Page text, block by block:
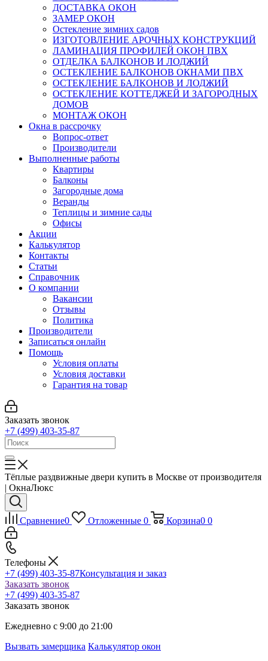
ДОСТАВКА ОКОН
ЗАМЕР ОКОН
Остекление зимних садов
ИЗГОТОВЛЕНИЕ АРОЧНЫХ КОНСТРУКЦИЙ
ЛАМИНАЦИЯ ПРОФИЛЕЙ ОКОН ПВХ
ОТДЕЛКА БАЛКОНОВ И ЛОДЖИЙ
ОСТЕКЛЕНИЕ БАЛКОНОВ ОКНАМИ ПВХ
ОСТЕКЛЕНИЕ БАЛКОНОВ И ЛОДЖИЙ
ОСТЕКЛЕНИЕ КОТТЕДЖЕЙ И ЗАГОРОДНЫХ
ДОМОВ
МОНТАЖ ОКОН
Окна в рассрочку
Вопрос-ответ
Производители
Выполненные работы
Квартиры
Балконы
Загородные дома
Веранды
Теплицы и зимние сады
Офисы
Акции
Калькулятор
Контакты
Статьи
Справочник
О компании
Вакансии
Отзывы
Политика
Производители
Записаться онлайн
Помощь
Условия оплаты
Условия доставки
Гарантия на товар
Заказать звонок
+7 (499) 403-35-87
Тёплые раздвижные двери купить в Москве от производителя
| ОкнаЛюкс
Сравнение0 Отложенные 0 Корзина0 0
Телефоны
+7 (499) 403-35-87Консультация и заказ
Заказать звонок
+7 (499) 403-35-87
Заказать звонок
Ежедневно с 9:00 до 21:00
Вызвать замерщика Калькулятор окон